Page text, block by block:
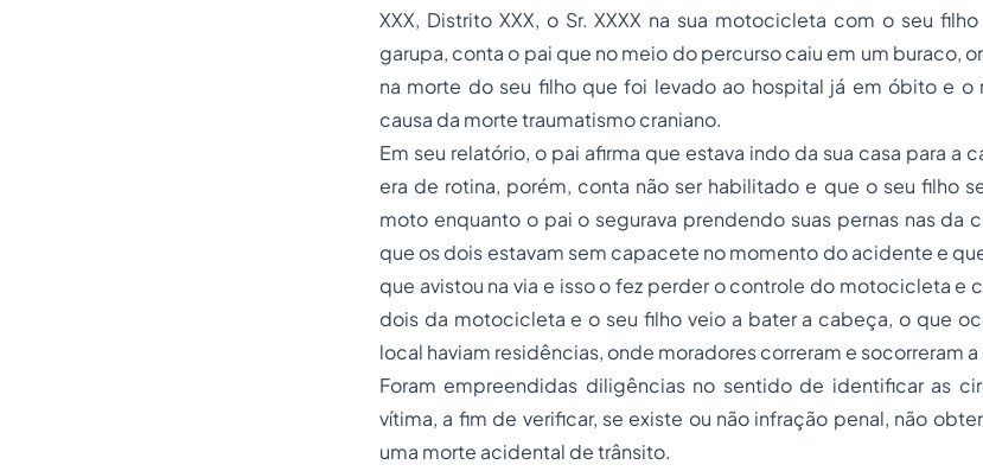
XXX, Distrito XXX, o Sr. XXXX na sua motocicleta com o seu
garupa, conta o pai que no meio do percurso caiu em um buraco,
na morte do seu filho que foi levado ao hospital já em óbito e
causa da morte traumatismo craniano.
Em seu relatório, o pai afirma que estava indo da sua casa para a
era de rotina, porém, conta não ser habilitado e que o seu filho
moto enquanto o pai o segurava prendendo suas pernas nas da
que os dois estavam sem capacete no momento do acidente e
que avistou na via e isso o fez perder o controle do motocicleta e
dois da motocicleta e o seu filho veio a bater a cabeça, o que
local haviam residências, onde moradores correram e socorreram
Foram empreendidas diligências no sentido de identificar as
vítima, a fim de verificar, se existe ou não infração penal, não
uma morte acidental de trânsito.